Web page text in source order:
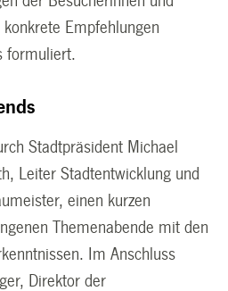
Empfehlungen
formuliert.
Stadtpräsident Michael
Leiter Stadtentwicklung und
einen kurzen
Themenabende mit den
Im Anschluss
Direktor der